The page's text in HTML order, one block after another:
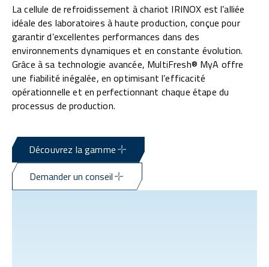
La cellule de refroidissement à chariot IRINOX est l’alliée
idéale des laboratoires à haute production, conçue pour
garantir d’excellentes performances dans des
environnements dynamiques et en constante évolution.
Grâce à sa technologie avancée, MultiFresh® MyA offre
une fiabilité inégalée, en optimisant l’efficacité
opérationnelle et en perfectionnant chaque étape du
processus de production.
Découvrez la gamme
Demander un conseil